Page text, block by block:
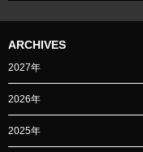
ARCHIVES
2027年
2026年
2025年